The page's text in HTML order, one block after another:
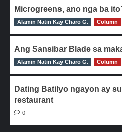
Microgreens, ano nga ba
0
Alamin Natin Kay Charo G. Column
Ang Sansibar Blade sa
0
Alamin Natin Kay Charo G. Column
Dating Batilyo ngayon ay
restaurant
0